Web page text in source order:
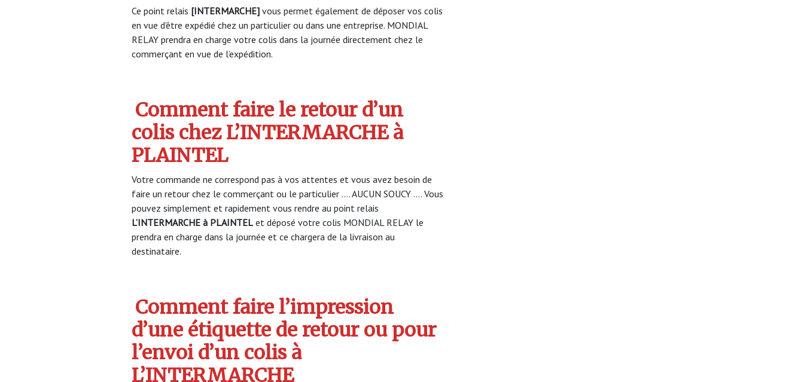
Ce point relais [INTERMARCHE] vous permet également de déposer vos colis
en vue d’être expédié chez un particulier ou dans une entreprise. MONDIAL
RELAY prendra en charge votre colis dans la journée directement chez le
commerçant en vue de l’expédition.
Comment faire le retour d’un
colis chez L’INTERMARCHE à
PLAINTEL
Votre commande ne correspond pas à vos attentes et vous avez besoin de
faire un retour chez le commerçant ou le particulier …. AUCUN SOUCY …. Vous
pouvez simplement et rapidement vous rendre au point relais
L’INTERMARCHE à PLAINTEL et déposé votre colis MONDIAL RELAY le
prendra en charge dans la journée et ce chargera de la livraison au
destinataire.
Comment faire l’impression
d’une étiquette de retour ou pour
l’envoi d’un colis à
L’INTERMARCHE